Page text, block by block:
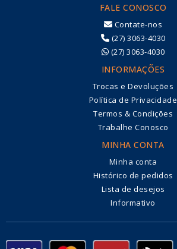
FALE CONOSCO
Contate-nos
(27) 3063-4030
(27) 3063-4030
INFORMAÇÕES
Trocas e Devoluções
Política de Privacidade
Termos & Condições
Trabalhe Conosco
MINHA CONTA
Minha conta
Histórico de pedidos
Lista de desejos
Informativo